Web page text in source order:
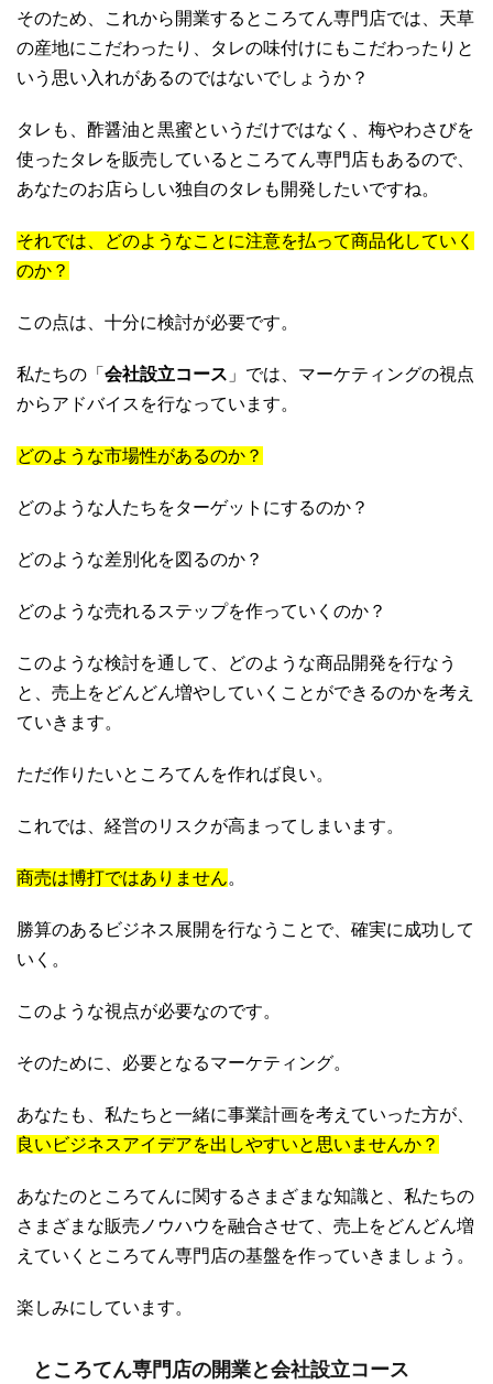
そのため、これから開業するところてん専門店では、天草
の産地にこだわったり、タレの味付けにもこだわったりと
いう思い入れがあるのではないでしょうか？
タレも、酢醤油と黒蜜というだけではなく、梅やわさびを
使ったタレを販売しているところてん専門店もあるので、
あなたのお店らしい独自のタレも開発したいですね。
それでは、どのようなことに注意を払って商品化していく
のか？
この点は、十分に検討が必要です。
私たちの「 会社設立コース 」では、マーケティングの視点
からアドバイスを行なっています。
どのような市場性があるのか？
どのような人たちをターゲットにするのか？
どのような差別化を図るのか？
どのような売れるステップを作っていくのか？
このような検討を通して、どのような商品開発を行なう
と、売上をどんどん増やしていくことができるのかを考え
ていきます。
ただ作りたいところてんを作れば良い。
これでは、経営のリスクが高まってしまいます。
商売は博打ではありません。
勝算のあるビジネス展開を行なうことで、確実に成功して
いく。
このような視点が必要なのです。
そのために、必要となるマーケティング。
あなたも、私たちと一緒に事業計画を考えていった方が、
良いビジネスアイデアを出しやすいと思いませんか？
あなたのところてんに関するさまざまな知識と、私たちの
さまざまな販売ノウハウを融合させて、売上をどんどん増
えていくところてん専門店の基盤を作っていきましょう。
楽しみにしています。
ところてん専門店の開業と会社設立コース